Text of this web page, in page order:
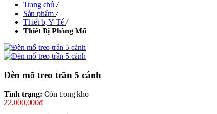
Trang chủ /
Sản phẩm /
Thiết bị Y Tế /
Thiết Bị Phòng Mổ
Đèn mổ treo trần 5 cánh
Tình trạng: Còn trong kho
22,000,000đ